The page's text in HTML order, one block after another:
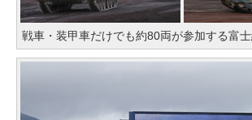
戦車・装甲車だけでも約80両が参加する富